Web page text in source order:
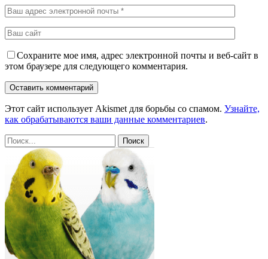
Сохраните мое имя, адрес электронной почты и веб-сайт в
этом браузере для следующего комментария.
Этот сайт использует Akismet для борьбы со спамом. Узнайте,
как обрабатываются ваши данные комментариев.